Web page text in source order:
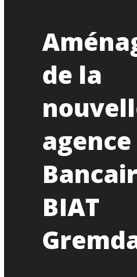
de la
agence
BIAT